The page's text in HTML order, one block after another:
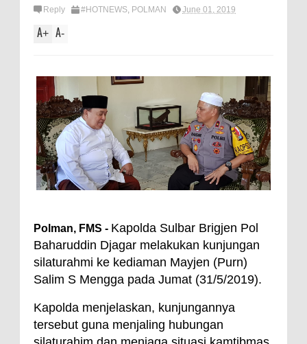
Reply #HOTNEWS, POLMAN June 01, 2019
A+ A-
Polman, FMS - Kapolda Sulbar Brigjen Pol
Baharuddin Djagar melakukan kunjungan
silaturahmi ke kediaman Mayjen (Purn)
Salim S Mengga pada Jumat (31/5/2019).
Kapolda menjelaskan, kunjungannya
tersebut guna menjaling hubungan